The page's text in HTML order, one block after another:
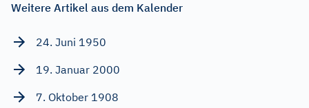
Weitere Artikel aus dem Kalender
24. Juni 1950
19. Januar 2000
7. Oktober 1908